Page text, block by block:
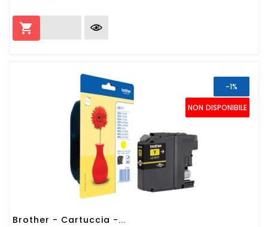

NON DISPONIBILE
-1%
Brother - Cartuccia -...